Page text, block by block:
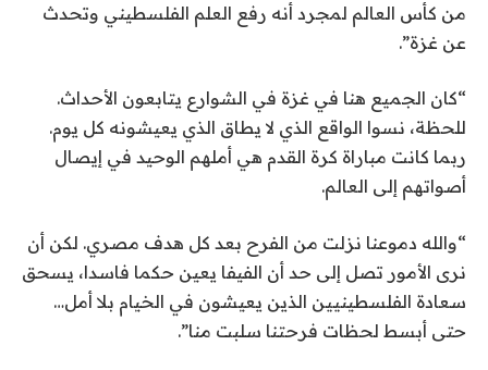
من كأس العالم لمجرد أنه رفع العلم الفلسطيني وتحدث
عن غزة”.
“كان الجميع هنا في غزة في الشوارع يتابعون الأحداث.
للحظة، نسوا الواقع الذي لا يطاق الذي يعيشونه كل يوم.
ربما كانت مباراة كرة القدم هي أملهم الوحيد في إيصال
أصواتهم إلى العالم.
“والله دموعنا نزلت من الفرح بعد كل هدف مصري. لكن أن
نرى الأمور تصل إلى حد أن الفيفا يعين حكما فاسدا، يسحق
سعادة الفلسطينيين الذين يعيشون في الخيام بلا أمل…
حتى أبسط لحظات فرحتنا سلبت منا”.